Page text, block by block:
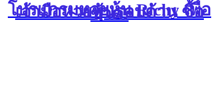
โปรแกรมหวยหุ้น Richy เพื่อ
เจ้ามือหวยหุ้นรอบด้าน ซื้อ
ขาด!